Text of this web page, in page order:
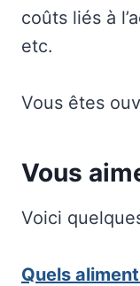
coûts liés à
etc.
Vous êtes
Vous
Voici
Quels